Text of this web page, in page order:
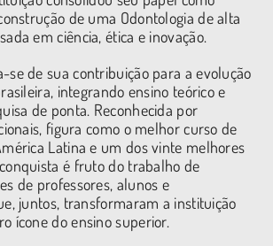
de uma Odontologia de alta
em ciência, ética e inovação.
se de sua contribuição para a evolução
integrando ensino teórico e
de ponta. Reconhecida por
figura como o melhor curso de
Latina e um dos vinte melhores
é fruto do trabalho de
de professores, alunos e
juntos, transformaram a instituição
ícone do ensino superior.